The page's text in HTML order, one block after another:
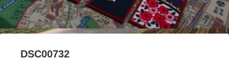
DSC00732